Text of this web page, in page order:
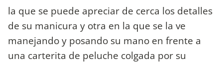
la que se puede apreciar de cerca los detalles
de su manicura y otra en la que se la ve
manejando y posando su mano en frente a
una carterita de peluche colgada por su